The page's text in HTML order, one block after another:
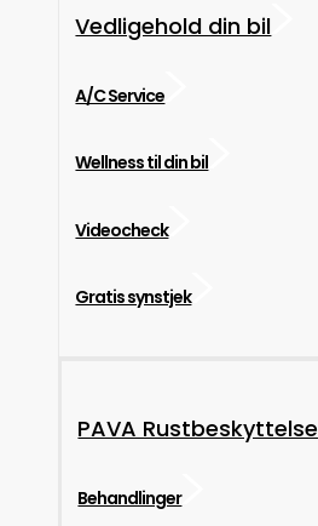
Vedligehold din bil
A/C Service
Wellness til din bil
Videocheck
Gratis synstjek
PAVA Rustbeskyttelse
Behandlinger